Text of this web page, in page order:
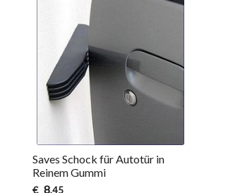
Saves Schock für Autotür in
Reinem Gummi
€ 8,45